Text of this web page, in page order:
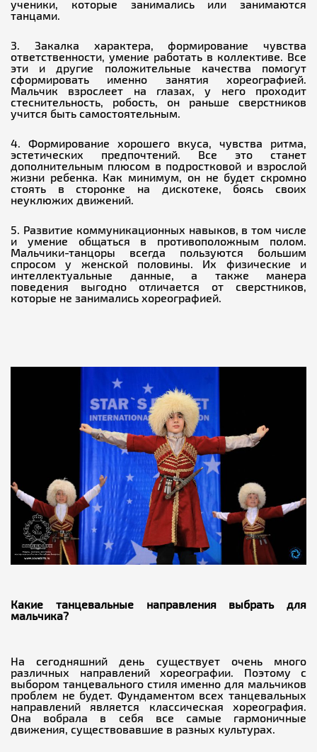
ученики, которые занимались или занимаются
Закалка характера, формирование чувства
ответственности, умение работать в коллективе. Все
эти и другие положительные качества помогут
сформировать именно занятия хореографией.
Мальчик взрослеет на глазах, у него проходит
стеснительность, робость, он раньше сверстников
Формирование хорошего вкуса, чувства ритма,
эстетических предпочтений. Все это станет
дополнительным плюсом в подростковой и взрослой
жизни ребенка. Как минимум, он не будет скромно
стоять в сторонке на дискотеке, боясь своих
Развитие коммуникационных навыков, в том числе
и умение общаться в противоположным полом.
Мальчики-танцоры всегда пользуются большим
спросом у женской половины. Их физические и
интеллектуальные данные, а также манера
поведения выгодно отличается от сверстников,
которые не занимались хореографией.
Какие танцевальные направления выбрать для
мальчика?
На сегодняшний день существует очень много
различных направлений хореографии. Поэтому с
выбором танцевального стиля именно для мальчиков
проблем не будет. Фундаментом всех танцевальных
направлений является классическая хореография.
Она вобрала в себя все самые гармоничные
движения, существовавшие в разных культурах.